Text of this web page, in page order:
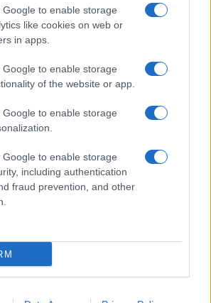
Google to enable storage
like cookies on web or
in apps.
Google to enable storage
of the website or app.
Google to enable storage
Google to enable storage
including authentication
fraud prevention, and other
Instagram Threads
SRL - P. IVA 07010600968 - sede legale:
Rosignano Marittimo (LI). Tutti i diritti
alcuna periodicità; non rientra pertanto tra
agli obblighi previsti dalla legge n. 62 del 7